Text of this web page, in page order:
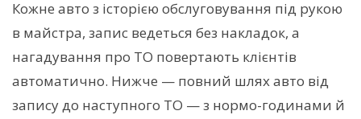
Кожне авто з історією обслуговування під рукою
в майстра, запис ведеться без накладок, а
нагадування про ТО повертають клієнтів
автоматично. Нижче — повний шлях авто від
запису до наступного ТО — з нормо-годинами й